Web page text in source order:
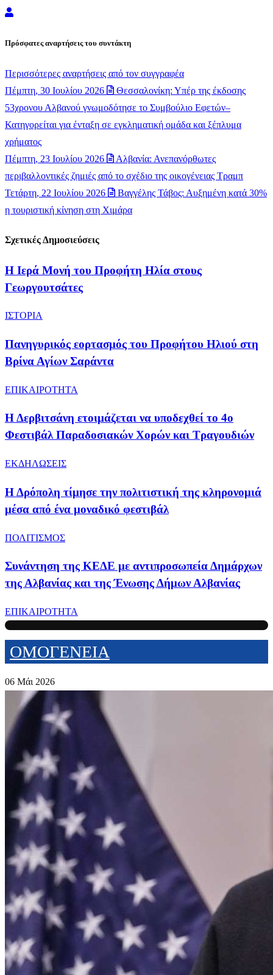
Newsroom
Πρόσφατες αναρτήσεις του συντάκτη
Περισσότερες αναρτήσεις από τον συγγραφέα
Πέμπτη, 30 Ιουλίου 2026
Θεσσαλονίκη: Υπέρ της έκδοσης
53χρονου Αλβανού γνωμοδότησε το Συμβούλιο Εφετών–
Κατηγορείται για ένταξη σε εγκληματική ομάδα και ξέπλυμα
χρήματος
Πέμπτη, 23 Ιουλίου 2026
Αλβανία: Ανεπανόρθωτες
περιβαλλοντικές ζημιές από το σχέδιο της οικογένειας Τραμπ
Τετάρτη, 22 Ιουλίου 2026
Βαγγέλης Τάβος: Αυξημένη κατά 30%
η τουριστική κίνηση στη Χιμάρα
Σχετικές Δημοσιεύσεις
​Η Ιερά Μονή του Προφήτη Ηλία στους
Γεωργουτσάτες
ΙΣΤΟΡΙΑ
Πανηγυρικός εορτασμός του Προφήτου Ηλιού στη
Βρίνα Αγίων Σαράντα
ΕΠΙΚΑΙΡΟΤΗΤΑ
Η Δερβιτσάνη ετοιμάζεται να υποδεχθεί το 4ο
Φεστιβάλ Παραδοσιακών Χορών και Τραγουδιών
ΕΚΔΗΛΩΣΕΙΣ
Η Δρόπολη τίμησε την πολιτιστική της κληρονομιά
μέσα από ένα μοναδικό φεστιβάλ
ΠΟΛΙΤΙΣΜΟΣ
Συνάντηση της ΚΕΔΕ με αντιπροσωπεία Δημάρχων
της Αλβανίας και της Ένωσης Δήμων Αλβανίας
ΕΠΙΚΑΙΡΟΤΗΤΑ
ΟΜΟΓΕΝΕΙΑ
06 Μάι 2026